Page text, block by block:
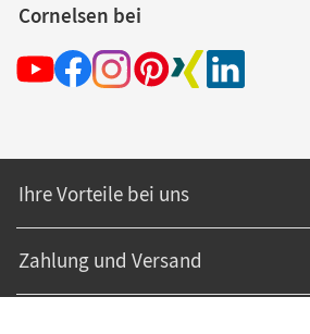
Cornelsen bei
Ihre Vorteile bei uns
Zahlung und Versand